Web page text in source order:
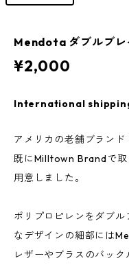
Mendota ダブルブレ
¥2,000
International
アメリカの老舗ブラン
既にMilltown Brandで取
用意しました。
ポリプロピレンをダブ
なデザインの細部には
レザーやブラスのバック